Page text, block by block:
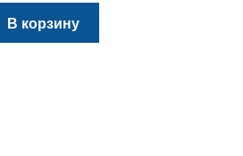
В корзину